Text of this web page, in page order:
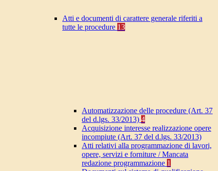
Atti e documenti di carattere generale riferiti a
tutte le procedure 13
Automatizzazione delle procedure (Art. 37
del d.lgs. 33/2013) 4
Acquisizione interesse realizzazione opere
incompiute (Art. 37 del d.lgs. 33/2013)
Atti relativi alla programmazione di lavori,
opere, servizi e forniture / Mancata
redazione programmazione 1